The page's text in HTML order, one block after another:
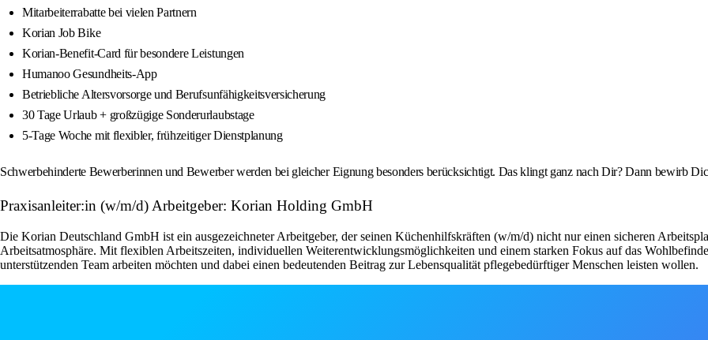
Mitarbeiterrabatte bei vielen Partnern
Korian Job Bike
Korian-Benefit-Card für besondere Leistungen
Humanoo Gesundheits-App
Betriebliche Altersvorsorge und Berufsunfähigkeitsversicherung
30 Tage Urlaub + großzügige Sonderurlaubstage
5-Tage Woche mit flexibler, frühzeitiger Dienstplanung
Schwerbehinderte Bewerberinnen und Bewerber werden bei gleicher Eignung besonders berücksichtigt. Das klingt ganz nach Dir? Dann bewirb
Praxisanleiter:in (w/m/d) Arbeitgeber: Korian Holding GmbH
Die Korian Deutschland GmbH ist ein ausgezeichneter Arbeitgeber, der seinen Küchenhilfskräften (w/m/d) nicht nur einen sicheren
Arbeitsatmosphäre. Mit flexiblen Arbeitszeiten, individuellen Weiterentwicklungsmöglichkeiten und einem starken Fokus auf das
unterstützenden Team arbeiten möchten und dabei einen bedeutenden Beitrag zur Lebensqualität pflegebedürftiger Menschen leisten wollen.